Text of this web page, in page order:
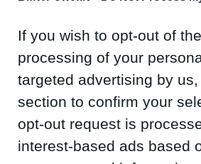
If you wish to opt-out of
processing of your
targeted advertising by
section to confirm your
opt-out request is
interest-based ads based